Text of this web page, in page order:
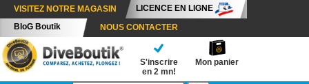
VISITEZ NOTRE MAGASIN
LICENCE EN LIGNE
BloG Boutik
NOUS CONTACTER
S'inscrire
en 2 mn!
Mon panier